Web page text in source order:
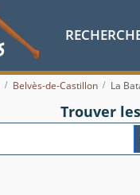
Belvès-de-Castillon La
Trouver